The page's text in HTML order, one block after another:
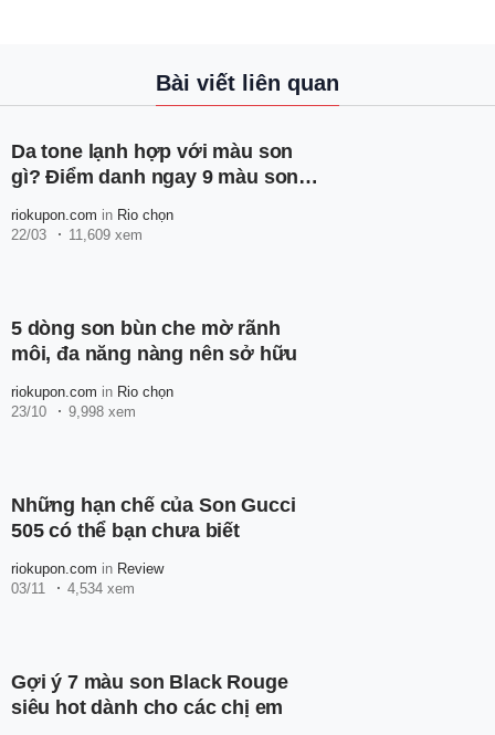
Bài viết liên quan
Da tone lạnh hợp với màu son
gì? Điểm danh ngay 9 màu son
riokupon.com in Rio chọn
22/03
11,609 xem
5 dòng son bùn che mờ rãnh
môi, đa năng nàng nên sở hữu
riokupon.com in Rio chọn
23/10
9,998 xem
Những hạn chế của Son Gucci
505 có thể bạn chưa biết
riokupon.com in Review
03/11
4,534 xem
Gợi ý 7 màu son Black Rouge
siêu hot dành cho các chị em